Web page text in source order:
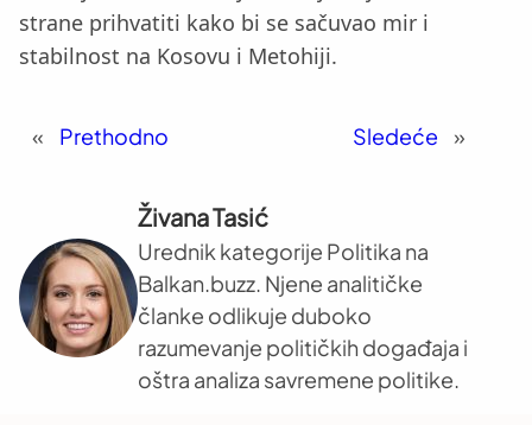
strane prihvatiti kako bi se sačuvao mir i
stabilnost na Kosovu i Metohiji.
« Prethodno Sledeće »
Živana Tasić
Urednik kategorije Politika na
Balkan.buzz. Njene analitičke
članke odlikuje duboko
razumevanje političkih događaja i
oštra analiza savremene politike.